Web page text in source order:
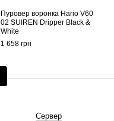
Пуровер воронка Hario V60
02 SUIREN Dripper Black &
White
1 658 грн
Сервер